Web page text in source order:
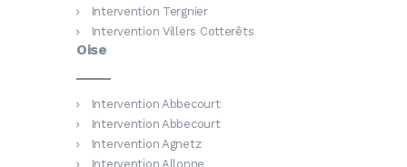
Intervention Tergnier
Intervention Villers Cotterêts
Oise
Intervention Abbecourt
Intervention Abbecourt
Intervention Agnetz
Intervention Allonne